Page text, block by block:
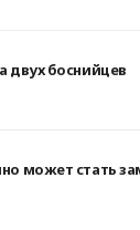
двух боснийцев
может стать